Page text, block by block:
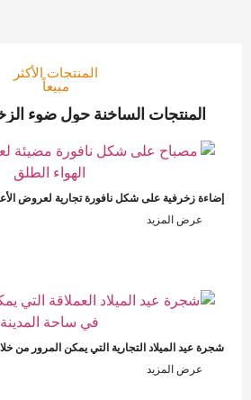
المنتجات الأكثر
مبيعاً
المنتجات الساخنة حول ضوء الزخرفة
إضاءة زخرفية على شكل نافورة تجارية لعروض الأعياد
عرض المزيد
شجرة عيد الميلاد التجارية التي يمكن المرور من خلالها، بطول
عرض المزيد